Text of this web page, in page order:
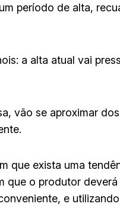
período de alta,
a alta atual vai
vão se aproximar
que exista uma
que o produtor deverá
e